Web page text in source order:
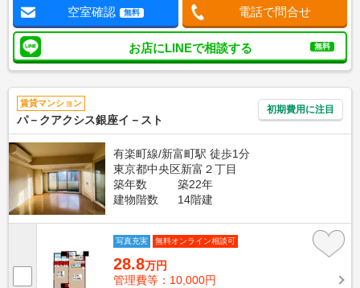
空室確認 無料 電話で問合せ
お店にLINEで相談する 無料
賃貸マンション
パ－クアクシス銀座イ－スト
初期費用に注目
有楽町線/新富町駅 徒歩1分
東京都中央区新富２丁目
築年数
築22年
建物階数
14階建
写真充実 無料オンライン相談可
28.8万円
管理費等：10,000円